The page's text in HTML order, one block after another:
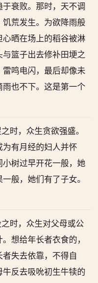
衰败。那时，天不调
荒发生。为欲降雨般
晒在场上的稻谷被淋
篮子出去修补田埂之
鸣电闪，最后却像未
也不下。这是第一个
时，众生贪欲强盛。
有月经的妇人并怀
树过早开花一般，她
般，她们有了子女。
时，众生对父母或公
想给年长者衣食的，
失去依靠，不得自
反去吸吮初生牛犊的